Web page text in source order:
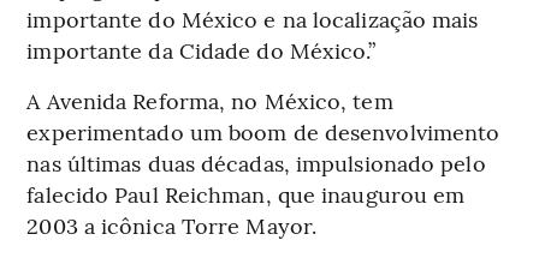
importante do México e na localização mais
importante da Cidade do México.”
A Avenida Reforma, no México, tem
experimentado um boom de desenvolvimento
nas últimas duas décadas, impulsionado pelo
falecido Paul Reichman, que inaugurou em
2003 a icônica Torre Mayor.